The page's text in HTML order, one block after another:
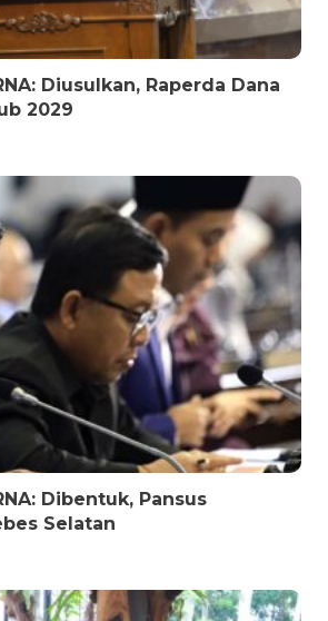
Diusulkan, Raperda Dana
2029
Dibentuk, Pansus
Selatan